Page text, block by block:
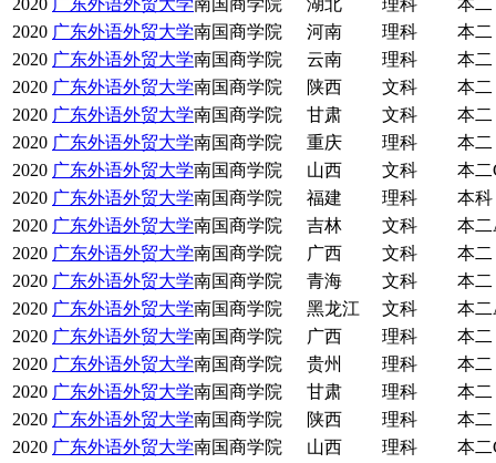
2020 广东外语外贸大学南国商学院 河南 理科
本二
2020 广东外语外贸大学南国商学院 云南 理科
本二
2020 广东外语外贸大学南国商学院 陕西 文科
本二
2020 广东外语外贸大学南国商学院 甘肃 文科
本二
2020 广东外语外贸大学南国商学院 重庆 理科
本二
2020 广东外语外贸大学南国商学院 山西 文科
本二
2020 广东外语外贸大学南国商学院 福建 理科
本科
2020 广东外语外贸大学南国商学院 吉林 文科
本
2020 广东外语外贸大学南国商学院 广西 文科
本二
2020 广东外语外贸大学南国商学院 青海 文科
本二
2020 广东外语外贸大学南国商学院 黑龙江 文科
本
2020 广东外语外贸大学南国商学院 广西 理科
本二
2020 广东外语外贸大学南国商学院 贵州 理科
本二
2020 广东外语外贸大学南国商学院 甘肃 理科
本二
2020 广东外语外贸大学南国商学院 陕西 理科
本二
2020 广东外语外贸大学南国商学院 山西 理科 本二